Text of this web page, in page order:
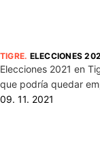
TIGRE. ELECCIONES
Elecciones 2021 en
que podría quedar
09. 11. 2021